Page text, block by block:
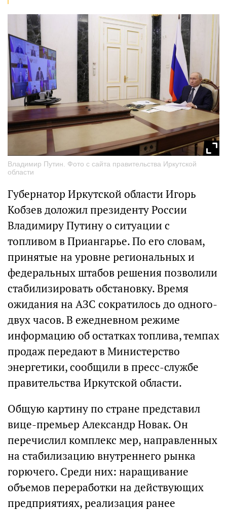
Владимир Путин. Фото с сайта правительства Иркутской
области
Губернатор Иркутской области Игорь
Кобзев доложил президенту России
Владимиру Путину о ситуации с
топливом в Приангарье. По его словам,
принятые на уровне региональных и
федеральных штабов решения позволили
стабилизировать обстановку. Время
ожидания на АЗС сократилось до одного-
двух часов. В ежедневном режиме
информацию об остатках топлива, темпах
продаж передают в Министерство
энергетики, сообщили в пресс-службе
правительства Иркутской области.
Общую картину по стране представил
вице-премьер Александр Новак. Он
перечислил комплекс мер, направленных
на стабилизацию внутреннего рынка
горючего. Среди них: наращивание
объемов переработки на действующих
предприятиях, реализация ранее